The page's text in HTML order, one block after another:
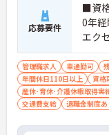
応募要件
■資
0年
エク
管理職求人 車通勤可
年間休日110日以上
資格
産休･育休･介護休暇取得実
交通費支給
退職金制度あ